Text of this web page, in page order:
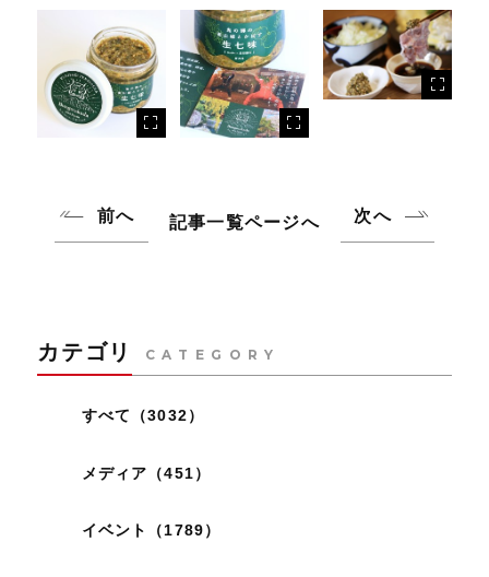
前へ 記事一覧ページへ 次へ
カテゴリ CATEGORY
すべて（3032）
メディア（451）
イベント（1789）